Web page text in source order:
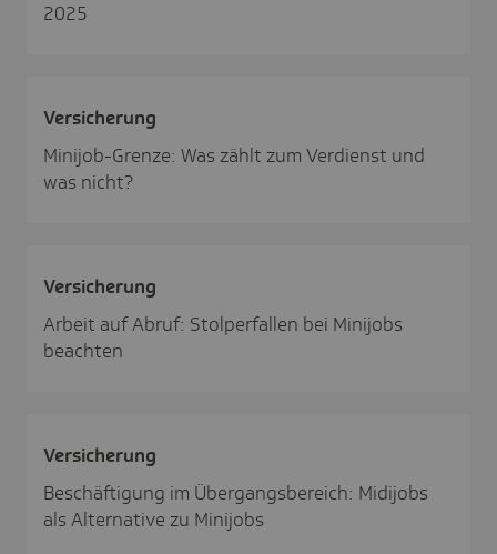
2025
Versi­che­rung
Minijob-Grenze: Was zählt zum Verdienst und
was nicht?
Versi­che­rung
Arbeit auf Abruf: Stolperfallen bei Minijobs
beachten
Versi­che­rung
Beschäftigung im Übergangsbereich: Midijobs
als Alternative zu Minijobs